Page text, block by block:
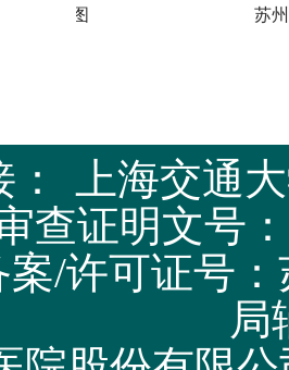
苏州
上海交通
查证明文号
/许可证号：
局